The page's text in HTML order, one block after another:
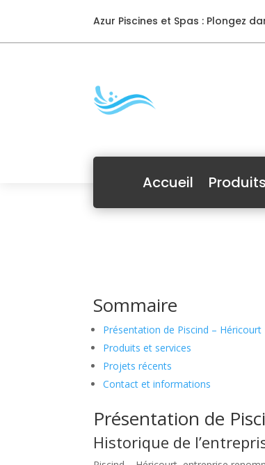
Azur Piscines et Spas : Plongez
Accueil Produits
Sommaire
Présentation de Piscind – Héricourt
Produits et services
Projets récents
Contact et informations
Présentation de
Historique de